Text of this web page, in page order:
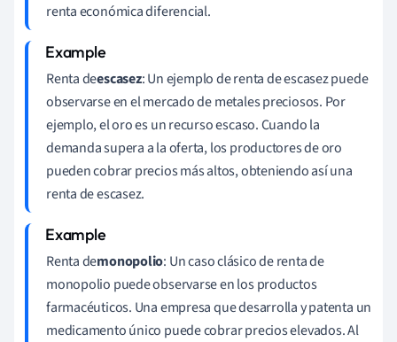
renta económica diferencial.
Renta deescasez: Un ejemplo de renta de escasez puede
observarse en el mercado de metales preciosos. Por
ejemplo, el oro es un recurso escaso. Cuando la
demanda supera a la oferta, los productores de oro
pueden cobrar precios más altos, obteniendo así una
renta de escasez.
Renta demonopolio: Un caso clásico de renta de
monopolio puede observarse en los productos
farmacéuticos. Una empresa que desarrolla y patenta un
medicamento único puede cobrar precios elevados. Al